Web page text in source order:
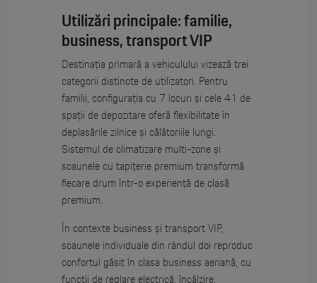
Utilizări principale: familie,
business, transport VIP
Destinația primară a vehiculului vizează trei
categorii distincte de utilizatori. Pentru
familii, configurația cu 7 locuri și cele 41 de
spații de depozitare oferă flexibilitate în
deplasările zilnice și călătoriile lungi.
Sistemul de climatizare multi-zone și
scaunele cu tapițerie premium transformă
fiecare drum într-o experiență de clasă
premium.
În contexte business și transport VIP,
scaunele individuale din rândul doi reproduc
confortul găsit în clasa business aeriană, cu
funcții de reglare electrică, încălzire,